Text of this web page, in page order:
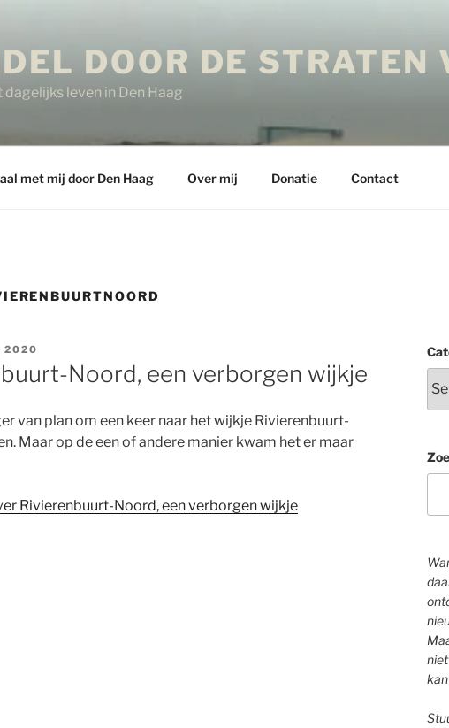
DOOR DE STRATEN
leven in Den Haag
met mij door Den Haag Over mij Donatie Contact
2020
Noord, een verborgen wijkje
van plan om een keer naar het wijkje Rivierenbuurt-
Maar op de een of andere manier kwam het er maar
Rivierenbuurt-Noord, een verborgen wijkje